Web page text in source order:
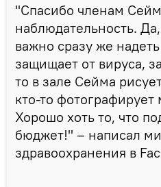
"Спасибо членам
наблюдательность.
важно сразу же
защищает от вируса,
то в зале Сейма
кто-то
Хорошо хоть то, что
бюджет!" – написал
здравоохранения в